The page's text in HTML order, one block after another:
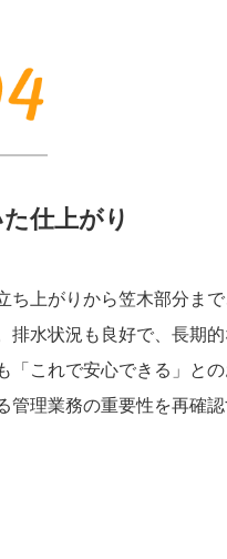
仕上がり
ち上がりから笠木部分ま
排水状況も良好で、長期
「これで安心できる」と
管理業務の重要性を再確